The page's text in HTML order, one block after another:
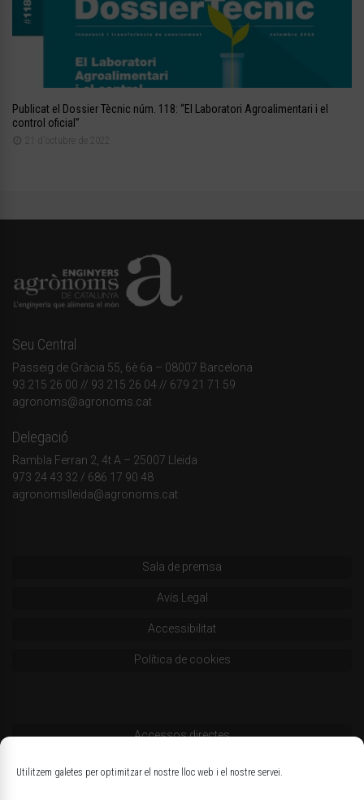
Utilitzem galetes per optimitzar el nostre lloc web i el nostre servei.
Publicat el Dossier Tècnic núm. 118: “El Laboratori Agroalimentari i el
control oficial”
21 d'octubre de 2022
Seu Central
Passeig de Gràcia 55, 6è 6a – 08007 Barcelona
93 215 26 00 // 93 215 26 04 // 679 21 71 59
agronoms@agronoms.cat
Delegació
Rambla Ferran 2, 4t A – 25007 Lleida
973 24 43 32 / 686 17 90 48
agronomslleida@agronoms.cat
Sala de premsa
Avís Legal
Accessibilitat
Política de cookies
Accessos directes
Codi deontològic